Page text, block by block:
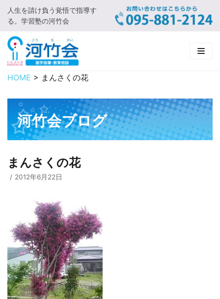
コ
ン
テ
ン
ツ
に
キ
プ
人生を請け負う覚悟で指導す
る。学習塾の河竹会
HOME
新着情報
□ お知らせ
河竹会について
□ 河竹会について
□ よくあるご質問
□ 小学部
□ 高校部
□ 有料体験指導
実 績
□ 2019年合格体験記
HOME > まんさくの花
河竹会ブログ
まんさくの花
2012年6月22日